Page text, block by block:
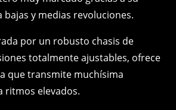
bajas y medias revoluciones.
por un robusto chasis de
totalmente ajustables, ofrece
que transmite muchísima
ritmos elevados.